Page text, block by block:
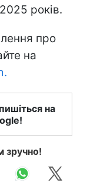
років.
про
на
на
зручно!